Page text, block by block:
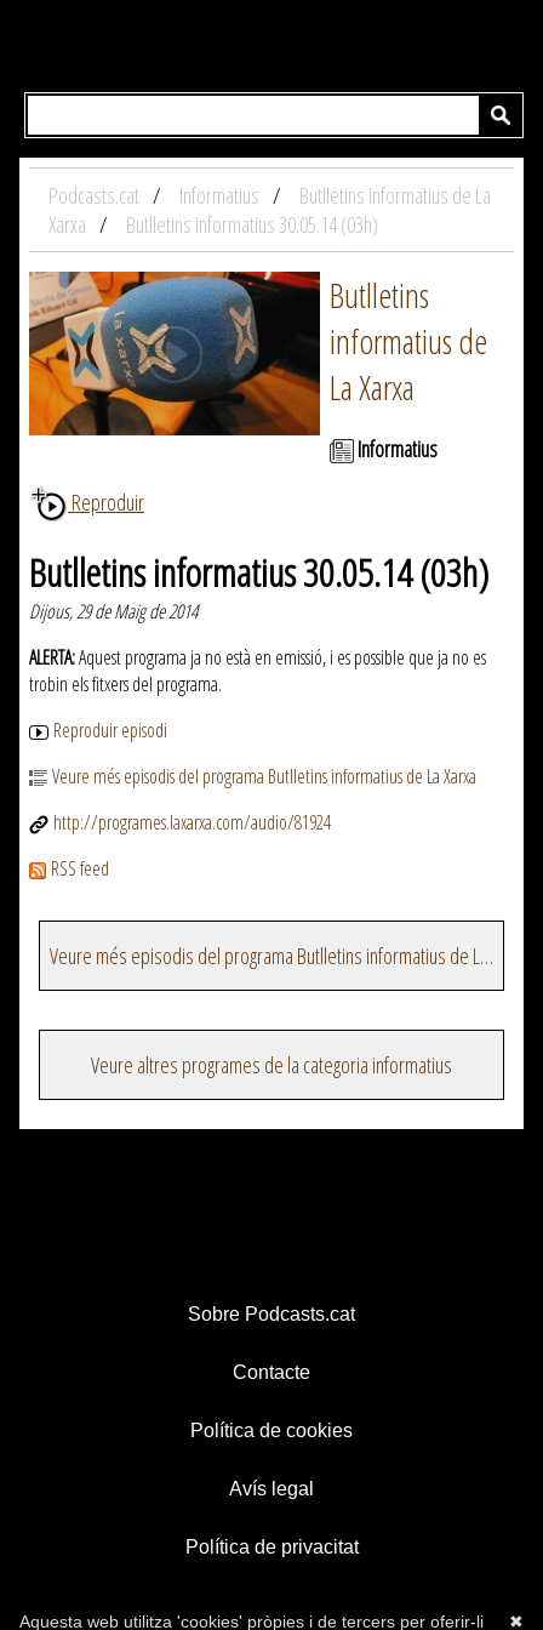
Podcasts.cat Informatius
Butlletins informatius de La
Xarxa
Butlletins informatius 30.05.14 (03h)
Butlletins
informatius de
La Xarxa
Informatius
Reproduir
Butlletins informatius 30.05.14 (03h)
Dijous, 29 de Maig de 2014
ALERTA:Aquest programa ja no està en emissió, i es possible que ja no es
trobin els fitxers del programa.
Reproduir episodi
Veure més episodis del programa Butlletins informatius de La Xarxa
http://programes.laxarxa.com/audio/81924
RSS feed
Veure més episodis del programa Butlletins informatius de La Xarxa
Veure altres programes de la categoria informatius
Sobre Podcasts.cat
Contacte
Política de cookies
Avís legal
Política de privacitat
✖
Aquesta web utilitza 'cookies' pròpies i de tercers per oferir-li